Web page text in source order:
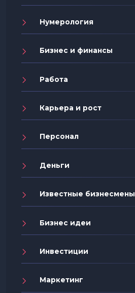
Нумерология
Бизнес и финансы
Работа
Карьера и рост
Персонал
Деньги
Известные бизнесмены
Бизнес идеи
Инвестиции
Маркетинг